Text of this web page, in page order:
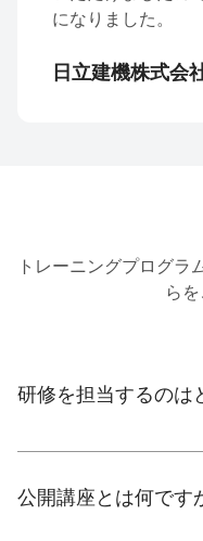
ト
トレーニングプログラ
ら
研修を担当するのは
公開講座とは何です